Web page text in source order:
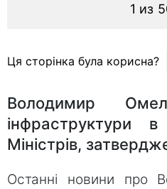
1 из
Ця сторінка була корисна?
Володимир
інфраструктури
Міністрів,
Останні новини про